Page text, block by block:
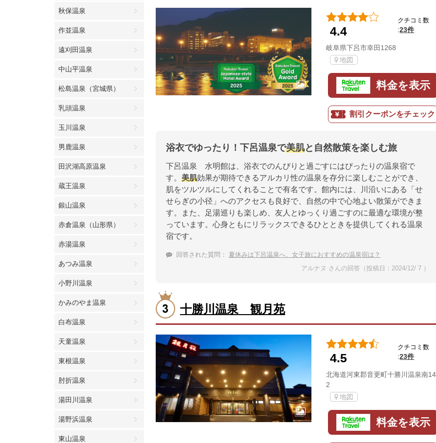
秋保温泉
作並温泉
遠刈田温泉
中山平温泉
松島温泉（宮城県）
乳頭温泉
玉川温泉
男鹿温泉
田沢湖高原温泉
蔵王温泉
銀山温泉
赤倉温泉（山形県）
赤湯温泉
あつみ温泉
小野川温泉
かみのやま温泉
白布温泉
天童温泉
東根温泉
肘折温泉
湯田川温泉
湯野浜温泉
東山温泉
4.4
クチコミ数
:23件
岐阜県下呂市幸田1268
地図
料金を表示
割引クーポンをチェック
浴衣でゆったり！下呂温泉で美肌と自然散策を楽しむ旅
下呂温泉 水明館は、浴衣でのんびりと過ごすにはぴったりの温泉宿で
す。 美肌効果が期待できるアルカリ性の温泉を存分に楽しむことができ、
肌をツルツルにしてくれることで有名です。館内には、川沿いにある「せ
せらぎの小径」へのアクセスも良好で、自然の中で心地よい散策ができま
す。また、足湯巡りも楽しめ、友人とゆっくり過ごすのに最適な環境が整
っています。心身ともにリラックスできるひとときを提供してくれる温泉
宿です。
回答された質問： 夏休みは下呂温泉へ、女子旅におすすめの温泉宿は？
アルナヌ さんの回答（投稿日：2024/12/ 7 ）
十勝川温泉 観月苑
4.5
クチコミ数
:23件
北海道河東郡音更町十勝川温泉南
2
地図
料金を表示